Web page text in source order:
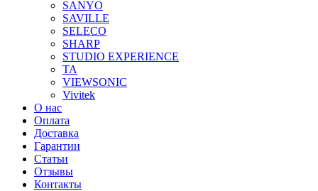
SANYO
SAVILLE
SELECO
SHARP
STUDIO EXPERIENCE
TA
VIEWSONIC
Vivitek
О нас
Оплата
Доставка
Гарантии
Статьи
Отзывы
Контакты